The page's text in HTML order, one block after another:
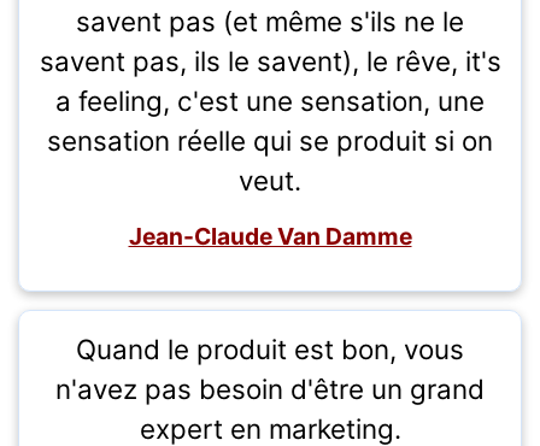
savent pas (et même s'ils ne le
savent pas, ils le savent), le rêve, it's
a feeling, c'est une sensation, une
sensation réelle qui se produit si on
veut.
Jean-Claude Van Damme
Quand le produit est bon, vous
n'avez pas besoin d'être un grand
expert en marketing.